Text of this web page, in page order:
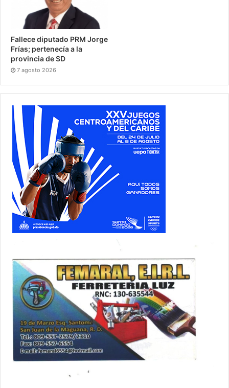
Fallece diputado PRM Jorge
Frías; pertenecía a la
provincia de SD
7 agosto 2026